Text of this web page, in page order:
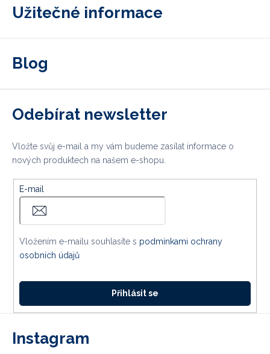
Užitečné informace
Blog
Odebírat newsletter
Vložte svůj e-mail a my vám budeme zasílat informace o
nových produktech na našem e-shopu.
E-mail
Vložením e-mailu souhlasíte s podmínkami ochrany
osobních údajů
Přihlásit se
Instagram